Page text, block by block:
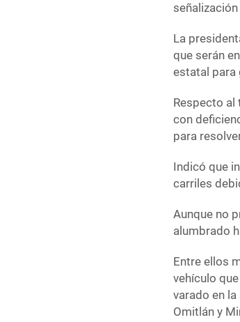
La
que serán
estatal para
Respecto al
con
para
Indicó que
carriles
Aunque no
alumbrado
Entre ellos
vehículo
varado en
Omitlán y